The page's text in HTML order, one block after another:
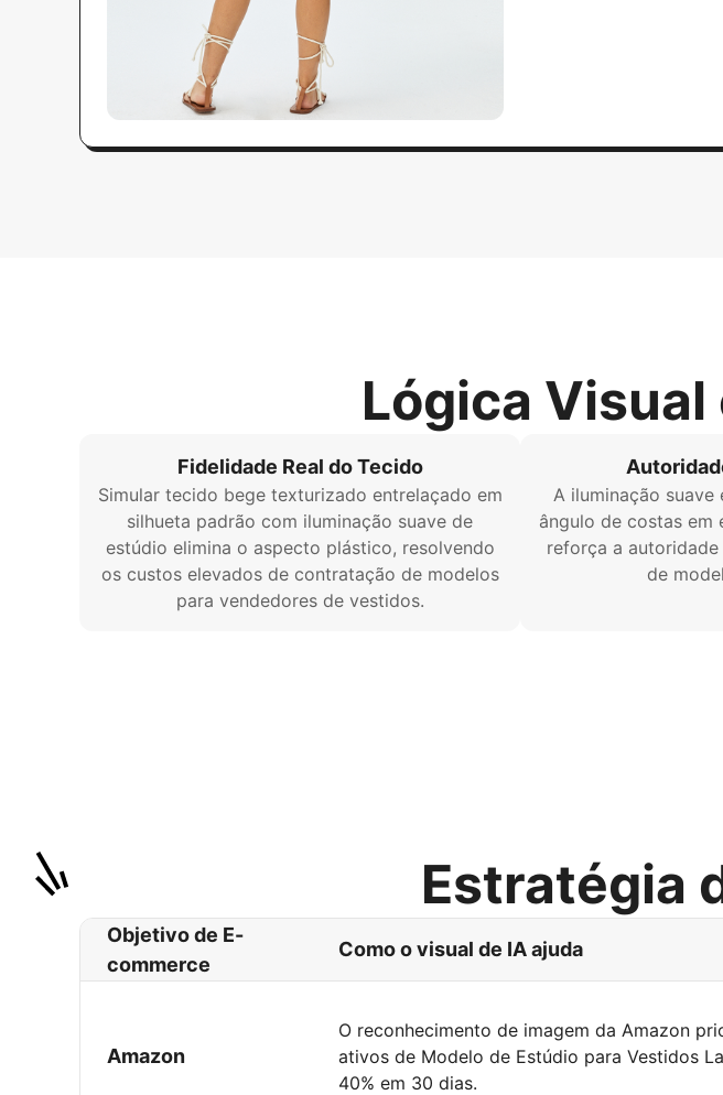
Lógica
Fidelidade Real do Tecido
Simular tecido bege texturizado entrelaçado em
silhueta padrão com iluminação suave de
estúdio elimina o aspecto plástico, resolvendo
os custos elevados de contratação de modelos
para vendedores de vestidos.
A iluminação
ângulo de costas em
reforça a
de
Estratégia
Objetivo de E-
commerce
Como o visual de IA ajuda
Amazon
O reconhecimento de imagem da Amazon
ativos de Modelo de Estúdio para Vestidos
40% em 30 dias.